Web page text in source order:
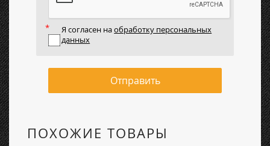
Я согласен наобработку персональных
данных
Отправить
ПОХОЖИЕ ТОВАРЫ